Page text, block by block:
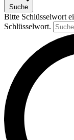
Suche
Bitte Schlüsselwort
Schlüsselwort.